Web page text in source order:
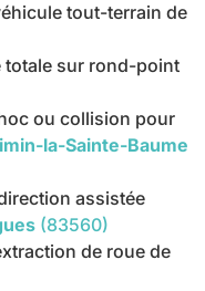
tout-terrain de
totale sur rond-point
ou collision pour
la-Sainte-Baume
assistée
(83560)
de roue de